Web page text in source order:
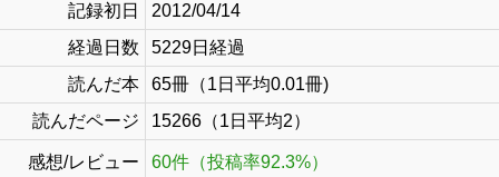
記録初日
2012/04/14
経過日数
5229日経過
読んだ本
65冊（1日平均0.01冊)
読んだページ
15266（1日平均2）
感想/レビュー 60件（投稿率92.3%）